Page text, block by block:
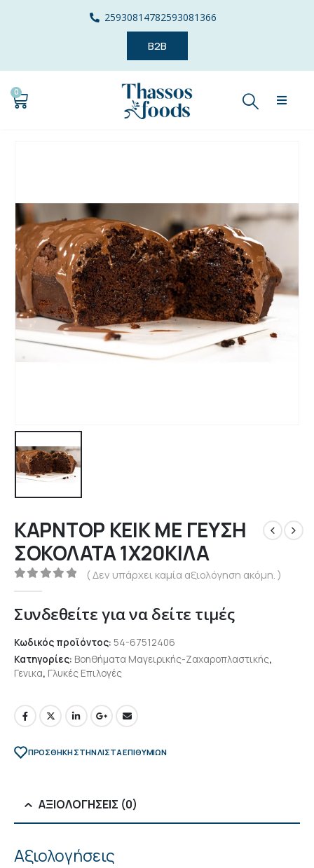
25930814782593081366
B2B
0
ΚΑΡΝΤΟΡ ΚΕΙΚ ΜΕ ΓΕΥΣΗ
ΣΟΚΟΛΑΤΑ 1Χ20ΚΙΛΑ
0out of 5
( Δεν υπάρχει καμία αξιολόγηση ακόμη. )
Συνδεθείτε για να δείτε τιμές
Κωδικός προϊόντος: 54-67512406
Κατηγορίες: Βοηθήματα Μαγειρικής-Ζαχαροπλαστικής,
Γενικα, Γλυκές Επιλογές
ΠΡΌΣΘΉΚΗ ΣΤΗΝ ΛΊΣΤΑ ΕΠΙΘΥΜΙΏΝ
ΑΞΙΟΛΟΓΉΣΕΙΣ (0)
Αξιολογήσεις